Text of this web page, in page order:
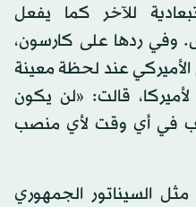
للآخر كما يفعل
وفي ردها على كارسون،
الأميركي عند لحظة معينة
قالت: «لن يكون
في أي وقت لأي منصب
السيناتور الجمهوري